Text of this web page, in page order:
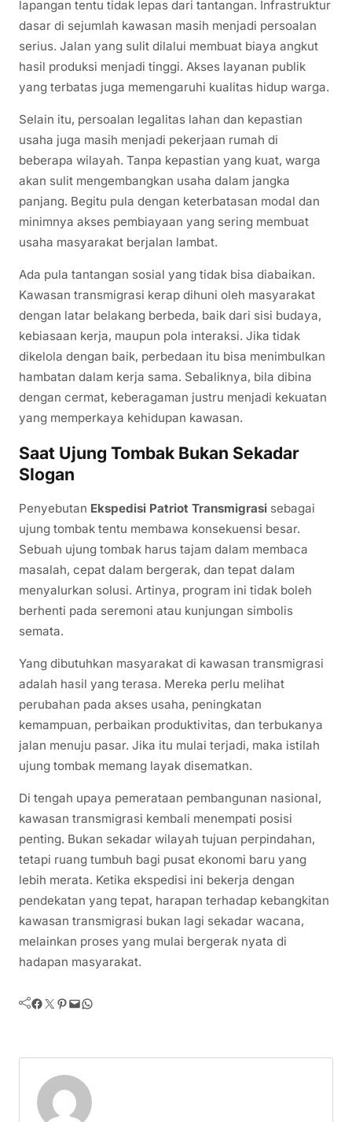
lapangan tentu tidak lepas dari tantangan. Infrastruktur
dasar di sejumlah kawasan masih menjadi persoalan
serius. Jalan yang sulit dilalui membuat biaya angkut
hasil produksi menjadi tinggi. Akses layanan publik
yang terbatas juga memengaruhi kualitas hidup warga.
Selain itu, persoalan legalitas lahan dan kepastian
usaha juga masih menjadi pekerjaan rumah di
beberapa wilayah. Tanpa kepastian yang kuat, warga
akan sulit mengembangkan usaha dalam jangka
panjang. Begitu pula dengan keterbatasan modal dan
minimnya akses pembiayaan yang sering membuat
usaha masyarakat berjalan lambat.
Ada pula tantangan sosial yang tidak bisa diabaikan.
Kawasan transmigrasi kerap dihuni oleh masyarakat
dengan latar belakang berbeda, baik dari sisi budaya,
kebiasaan kerja, maupun pola interaksi. Jika tidak
dikelola dengan baik, perbedaan itu bisa menimbulkan
hambatan dalam kerja sama. Sebaliknya, bila dibina
dengan cermat, keberagaman justru menjadi kekuatan
yang memperkaya kehidupan kawasan.
Saat Ujung Tombak Bukan Sekadar
Slogan
Penyebutan Ekspedisi Patriot Transmigrasi sebagai
ujung tombak tentu membawa konsekuensi besar.
Sebuah ujung tombak harus tajam dalam membaca
masalah, cepat dalam bergerak, dan tepat dalam
menyalurkan solusi. Artinya, program ini tidak boleh
berhenti pada seremoni atau kunjungan simbolis
semata.
Yang dibutuhkan masyarakat di kawasan transmigrasi
adalah hasil yang terasa. Mereka perlu melihat
perubahan pada akses usaha, peningkatan
kemampuan, perbaikan produktivitas, dan terbukanya
jalan menuju pasar. Jika itu mulai terjadi, maka istilah
ujung tombak memang layak disematkan.
Di tengah upaya pemerataan pembangunan nasional,
kawasan transmigrasi kembali menempati posisi
penting. Bukan sekadar wilayah tujuan perpindahan,
tetapi ruang tumbuh bagi pusat ekonomi baru yang
lebih merata. Ketika ekspedisi ini bekerja dengan
pendekatan yang tepat, harapan terhadap kebangkitan
kawasan transmigrasi bukan lagi sekadar wacana,
melainkan proses yang mulai bergerak nyata di
hadapan masyarakat.
Facebook Twitter Pinterest Mail WhatsApp